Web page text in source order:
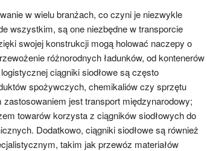
w wielu branżach, co czyni je niezwykle
wszystkim, są one niezbędne w transporcie
swojej konstrukcji mogą holować naczepy o
różnorodnych ładunków, od kontenerów
ciągniki siodłowe są często
spożywczych, chemikaliów czy sprzętu
jest transport międzynarodowy;
towarów korzysta z ciągników siodłowych do
Dodatkowo, ciągniki siodłowe są również
takim jak przewóz materiałów